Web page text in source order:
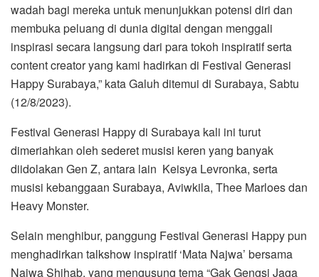
wadah bagi mereka untuk menunjukkan potensi diri dan
membuka peluang di dunia digital dengan menggali
inspirasi secara langsung dari para tokoh inspiratif serta
content creator yang kami hadirkan di Festival Generasi
Happy Surabaya,” kata Galuh ditemui di Surabaya, Sabtu
(12/8/2023).
Festival Generasi Happy di Surabaya kali ini turut
dimeriahkan oleh sederet musisi keren yang banyak
diidolakan Gen Z, antara lain Keisya Levronka, serta
musisi kebanggaan Surabaya, Aviwkila, Thee Marloes dan
Heavy Monster.
Selain menghibur, panggung Festival Generasi Happy pun
menghadirkan talkshow inspiratif ‘Mata Najwa’ bersama
Najwa Shihab, yang mengusung tema “Gak Gengsi Jaga